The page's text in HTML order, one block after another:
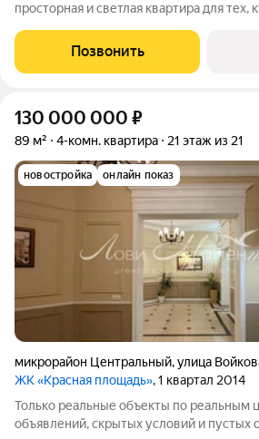
просторная и светлая квартира для
Сочи, близость к морю, ТРЦ, рестораны,
театры. Красивый вид на город.
Позвонить
130 000 000 ₽
89 м² 4-комн. квартира 21 этаж из 21
новостройка онлайн показ
микрорайон Центральный,улица
ЖК «Красная площадь», 1 квартал 2014
Только реальные объекты по реальным ценам без
объявлений, скрытых условий и пустых